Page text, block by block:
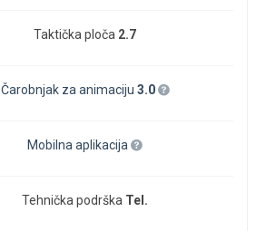
Taktička ploča 2.7
Čarobnjak za animaciju 3.0
Mobilna aplikacija
Tehnička podrška Tel.